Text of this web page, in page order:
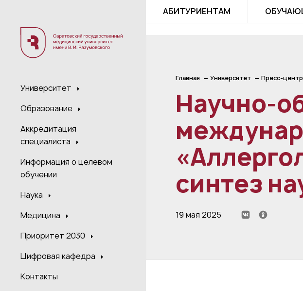
Университет
Образование
Аккредитация
специалиста
Информация о целевом
обучении
Наука
Медицина
Приоритет 2030
Цифровая кафедра
Контакты
АБИТУРИЕНТАМ
Главная Университет Пресс-центр
Научно-
синтез
19 мая 2025